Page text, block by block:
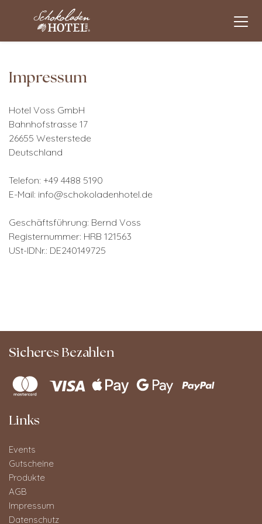
Impressum
Hotel Voss GmbH
Bahnhofstrasse 17
26655 Westerstede
Deutschland
Telefon: +49 4488 5190
E-Mail: info@schokoladenhotel.de
Geschäftsführung: Bernd Voss
Registernummer: HRB 121563
USt-IDNr.: DE240149725
Sicheres Bezahlen
Links
Events
Gutscheine
Produkte
AGB
Impressum
Datenschutz